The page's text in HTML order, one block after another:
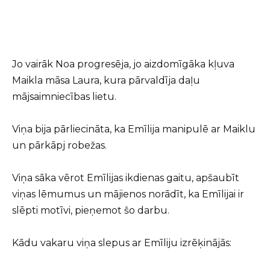
Jo vairāk Noa progresēja, jo aizdomīgāka kļuva
Maikla māsa Laura, kura pārvaldīja daļu
mājsaimniecības lietu.
Viņa bija pārliecināta, ka Emīlija manipulē ar Maiklu
un pārkāpj robežas.
Viņa sāka vērot Emīlijas ikdienas gaitu, apšaubīt
viņas lēmumus un mājienos norādīt, ka Emīlijai ir
slēpti motīvi, pieņemot šo darbu.
Kādu vakaru viņa slepus ar Emīliju izrēķinājās: